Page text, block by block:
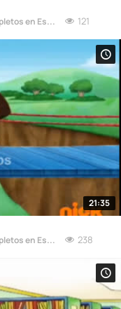
Dora La Exploradora | Capítulos Completos en Español 121
21:35
Dora La Exploradora | Capítulos Completos en Español 238